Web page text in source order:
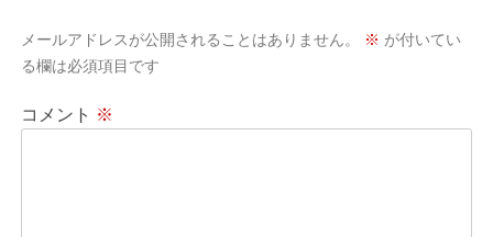
ー
ョ
メールアドレスが公開されることはありません。 ※ が付いてい
る欄は必須項目です
コメント ※